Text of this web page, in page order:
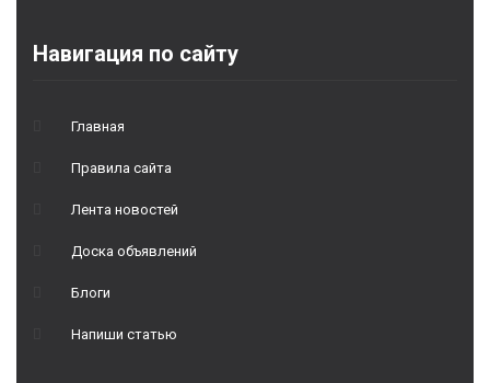
Навигация по сайту
Главная
Правила сайта
Лента новостей
Доска объявлений
Блоги
Напиши статью